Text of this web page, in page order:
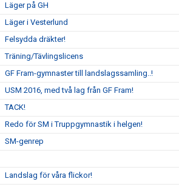
Läger på GH
Läger i Vesterlund
Felsydda dräkter!
Träning/Tävlingslicens
GF Fram-gymnaster till landslagssamling..!
USM 2016, med två lag från GF Fram!
TACK!
Redo för SM i Truppgymnastik i helgen!
SM-genrep
Landslag för våra flickor!